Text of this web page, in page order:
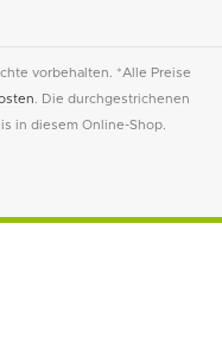
vorbehalten. *Alle Preise
. Die durchgestrichenen
in diesem Online-Shop.